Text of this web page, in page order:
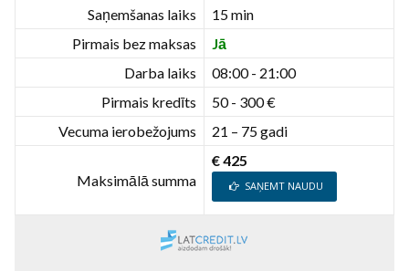
Saņemšanas laiks
15 min
Pirmais bez maksas
Jā
Darba laiks
08:00 - 21:00
Pirmais kredīts
50 - 300 €
Vecuma ierobežojums
21 – 75 gadi
Maksimālā summa
€ 425
SAŅEMT NAUDU